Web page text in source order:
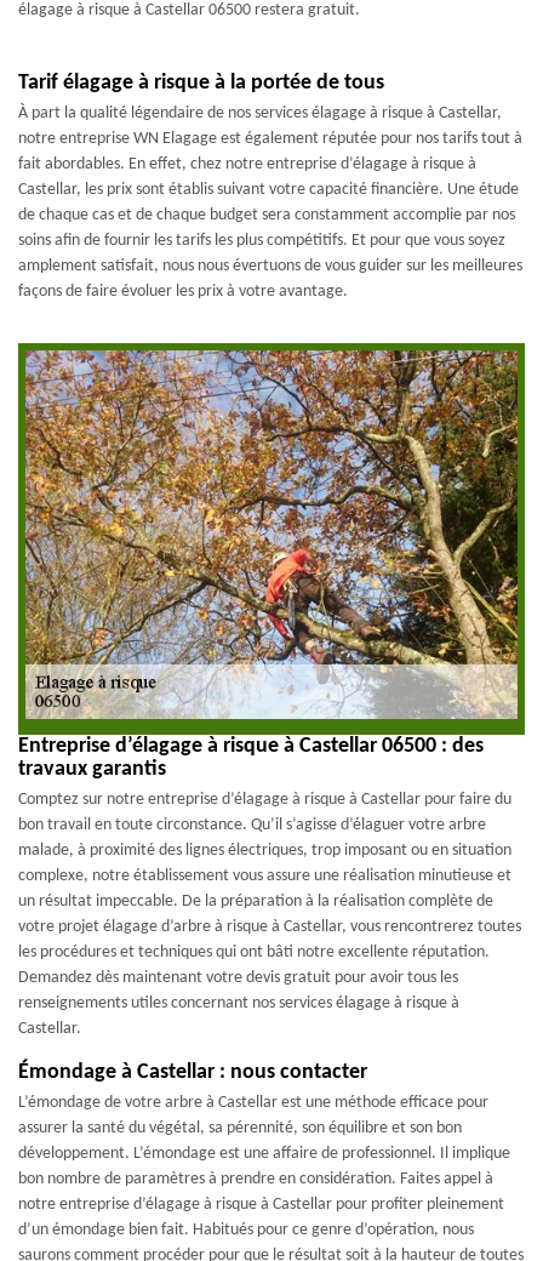
élagage à risque à Castellar 06500 restera gratuit.
Tarif élagage à risque à la portée de tous
À part la qualité légendaire de nos services élagage à risque à Castellar,
notre entreprise WN Elagage est également réputée pour nos tarifs tout à
fait abordables. En effet, chez notre entreprise d’élagage à risque à
Castellar, les prix sont établis suivant votre capacité financière. Une étude
de chaque cas et de chaque budget sera constamment accomplie par nos
soins afin de fournir les tarifs les plus compétitifs. Et pour que vous soyez
amplement satisfait, nous nous évertuons de vous guider sur les meilleures
façons de faire évoluer les prix à votre avantage.
Entreprise d’élagage à risque à Castellar 06500 : des
travaux garantis
Comptez sur notre entreprise d’élagage à risque à Castellar pour faire du
bon travail en toute circonstance. Qu’il s’agisse d’élaguer votre arbre
malade, à proximité des lignes électriques, trop imposant ou en situation
complexe, notre établissement vous assure une réalisation minutieuse et
un résultat impeccable. De la préparation à la réalisation complète de
votre projet élagage d’arbre à risque à Castellar, vous rencontrerez toutes
les procédures et techniques qui ont bâti notre excellente réputation.
Demandez dès maintenant votre devis gratuit pour avoir tous les
renseignements utiles concernant nos services élagage à risque à
Castellar.
Émondage à Castellar : nous contacter
L’émondage de votre arbre à Castellar est une méthode efficace pour
assurer la santé du végétal, sa pérennité, son équilibre et son bon
développement. L’émondage est une affaire de professionnel. Il implique
bon nombre de paramètres à prendre en considération. Faites appel à
notre entreprise d’élagage à risque à Castellar pour profiter pleinement
d’un émondage bien fait. Habitués pour ce genre d’opération, nous
saurons comment procéder pour que le résultat soit à la hauteur de toutes